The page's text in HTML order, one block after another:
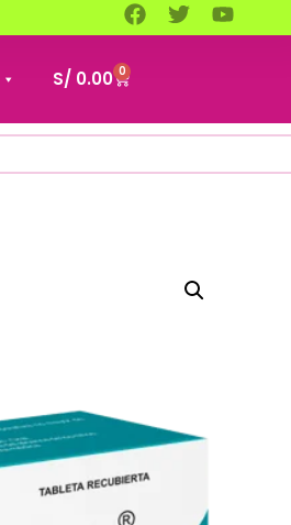
S/ 0.00 0